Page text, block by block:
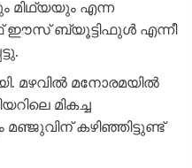
മിഥ്യയും എന്ന
ഈസ് ബ്യൂട്ടിഫുൾ എന്നീ
മഴവിൽ മനോരമയിൽ
മികച്ച
മഞ്ജുവിന് കഴിഞ്ഞിട്ടുണ്ട്